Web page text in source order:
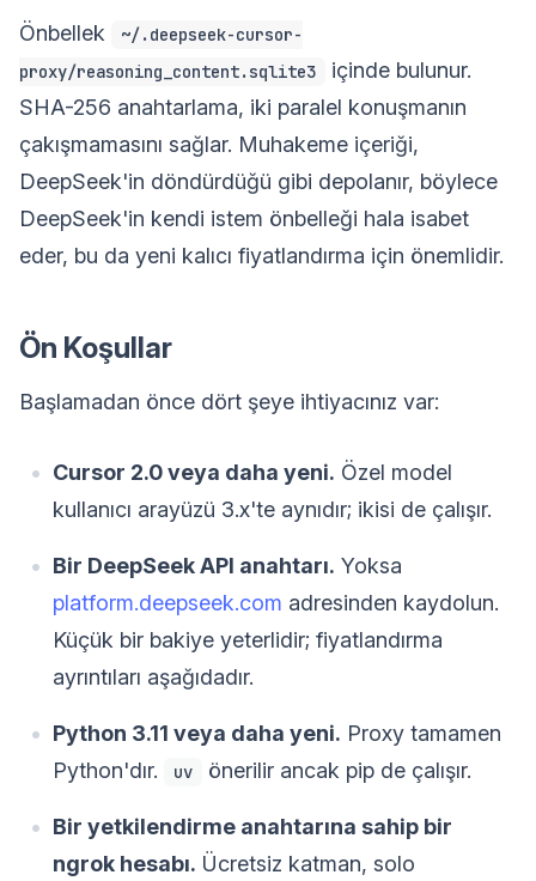
Önbellek
~/.deepseek-cursor-
proxy/reasoning_content.sqlite3
içinde bulunur.
SHA-256 anahtarlama, iki paralel konuşmanın
çakışmamasını sağlar. Muhakeme içeriği,
DeepSeek'in döndürdüğü gibi depolanır, böylece
DeepSeek'in kendi istem önbelleği hala isabet
eder, bu da yeni kalıcı fiyatlandırma için önemlidir.
Ön Koşullar
Başlamadan önce dört şeye ihtiyacınız var:
Cursor 2.0 veya daha yeni. Özel model
kullanıcı arayüzü 3.x'te aynıdır; ikisi de çalışır.
Bir DeepSeek API anahtarı. Yoksa
platform.deepseek.com adresinden kaydolun.
Küçük bir bakiye yeterlidir; fiyatlandırma
ayrıntıları aşağıdadır.
Python 3.11 veya daha yeni. Proxy tamamen
Python'dır.
uv önerilir ancak pip de çalışır.
Bir yetkilendirme anahtarına sahip bir
ngrok hesabı. Ücretsiz katman, solo